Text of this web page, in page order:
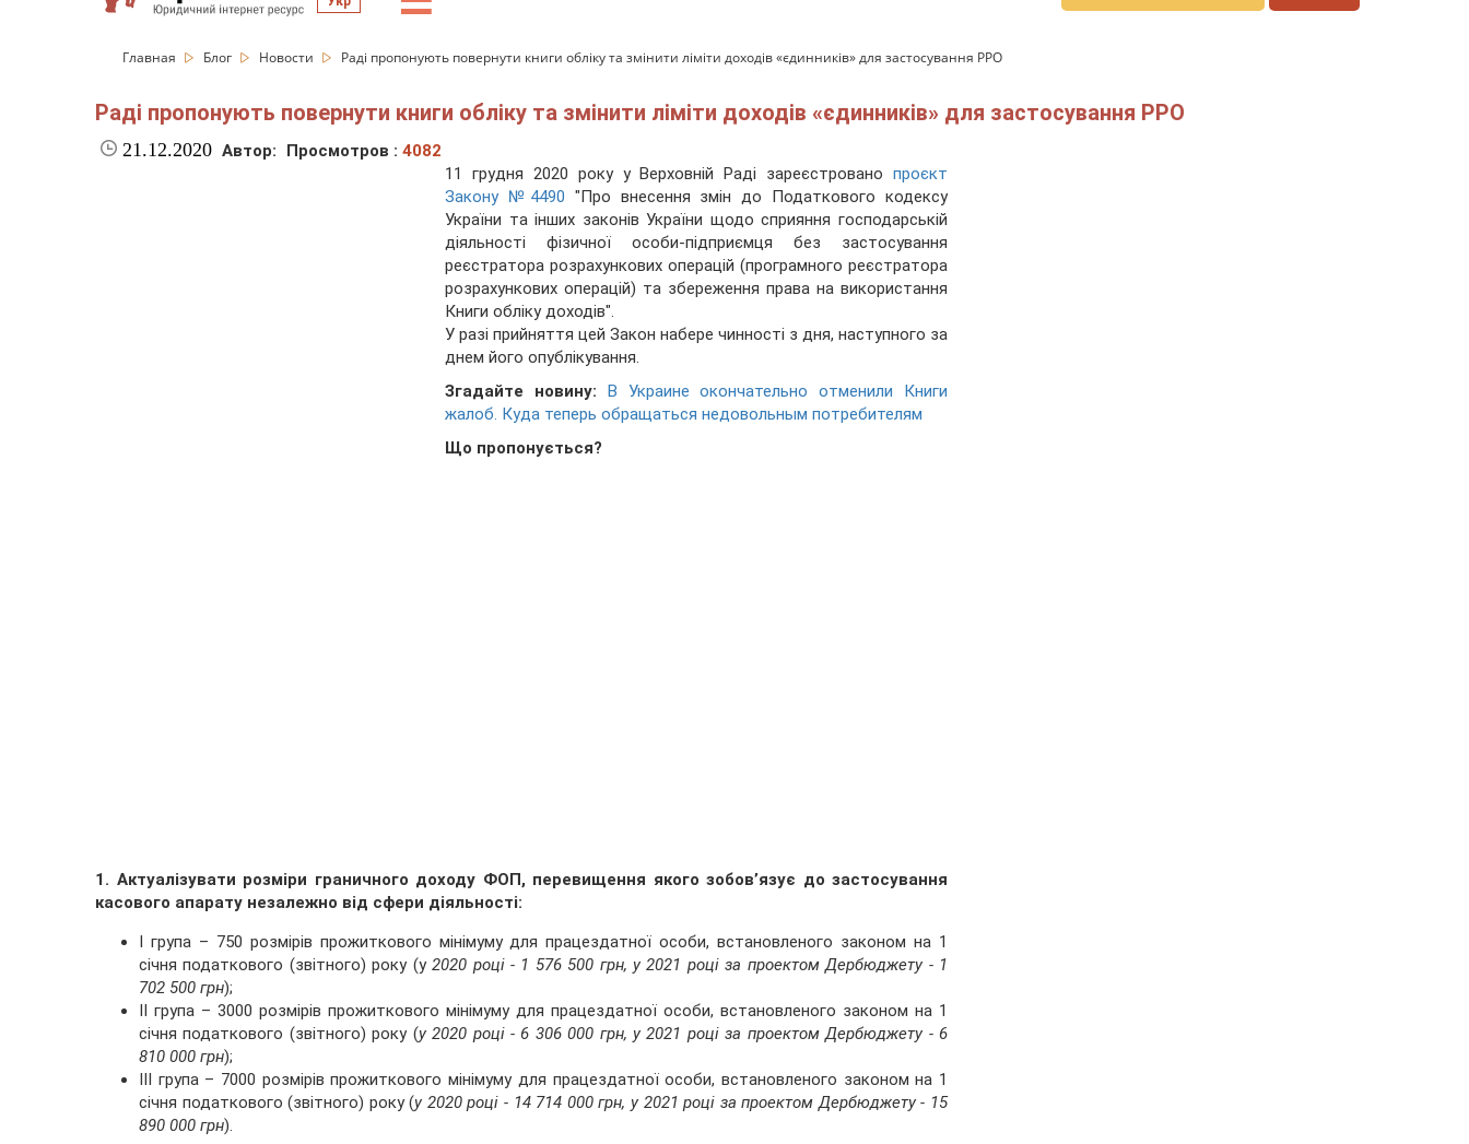
Главная Блог Новости Раді пропонують повернути книги обліку та змінити ліміти доходів «єдинників» для застосування РРО
Раді пропонують повернути книги обліку та змінити ліміти доходів «єдинників» для застосування РРО
21.12.2020 Автор: Просмотров : 4082
11 грудня 2020 року у Верховній Раді зареєстровано проєкт
Закону №4490 "Про внесення змін до Податкового кодексу
України та інших законів України щодо сприяння господарській
діяльності фізичної особи-підприємця без застосування
реєстратора розрахункових операцій (програмного реєстратора
розрахункових операцій) та збереження права на використання
Книги обліку доходів".
У разі прийняття цей Закон набере чинності з дня, наступного за
днем його опублікування.
Згадайте новину:
В Украине окончательно отменили Книги
жалоб. Куда теперь обращаться недовольным потребителям
Що пропонується?
1. Актуалізувати розміри граничного доходу ФОП, перевищення якого зобов’язує до застосування
касового апарату незалежно від сфери діяльності:
I група – 750 розмірів прожиткового мінімуму для працездатної особи, встановленого законом на 1
січня податкового (звітного) року (у2020 році - 1 576 500 грн, у 2021 році за проектом Дербюджету - 1
702 500 грн);
II група – 3000 розмірів прожиткового мінімуму для працездатної особи, встановленого законом на 1
січня податкового (звітного) року (у 2020 році - 6 306 000 грн, у 2021 році за проектом Дербюджету - 6
810 000 грн);
III група – 7000 розмірів прожиткового мінімуму для працездатної особи, встановленого законом на 1
січня податкового (звітного) року (у 2020 році - 14 714 000 грн, у 2021 році за проектом Дербюджету - 15
890 000 грн).